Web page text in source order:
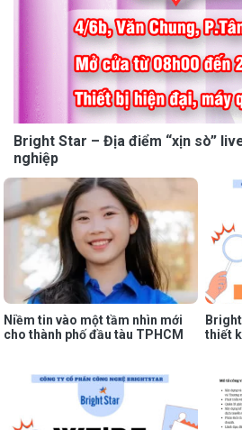
Bright Star – Địa điểm “xịn sò”
nghiệp
Niềm tin vào một tầm nhìn mới
cho thành phố đầu tàu TPHCM
thiết